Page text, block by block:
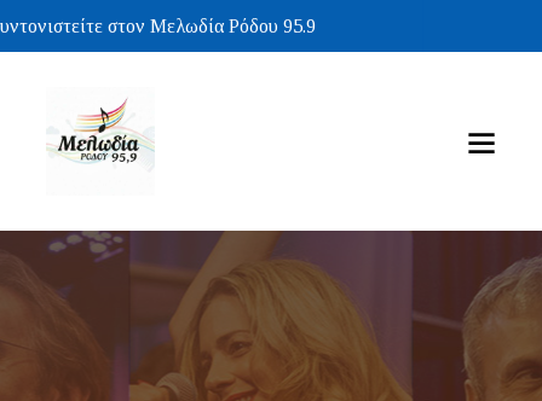
στον Μελωδία Ρόδου 95.9